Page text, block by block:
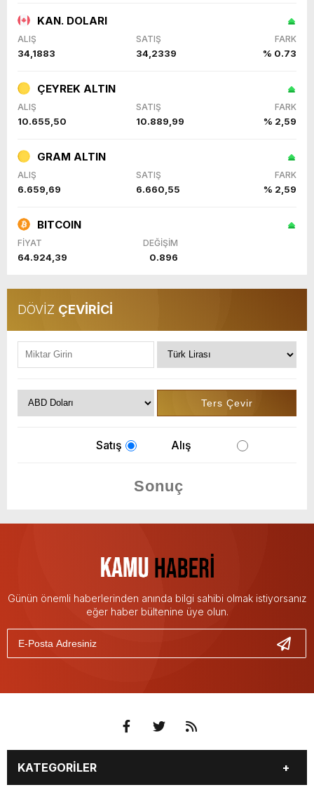
KAN. DOLARI
ALIŞ SATIŞ FARK
34,1883 34,2339 % 0.73
ÇEYREK ALTIN
ALIŞ SATIŞ FARK
10.655,50 10.889,99 % 2,59
GRAM ALTIN
ALIŞ SATIŞ FARK
6.659,69 6.660,55 % 2,59
BITCOIN
FİYAT DEĞİŞİM
64.924,39 0.896
DÖVİZ ÇEVİRİCİ
Satış Alış
Günün önemli haberlerinden anında bilgi sahibi olmak istiyorsanız
eğer haber bültenine üye olun.
KATEGORİLER